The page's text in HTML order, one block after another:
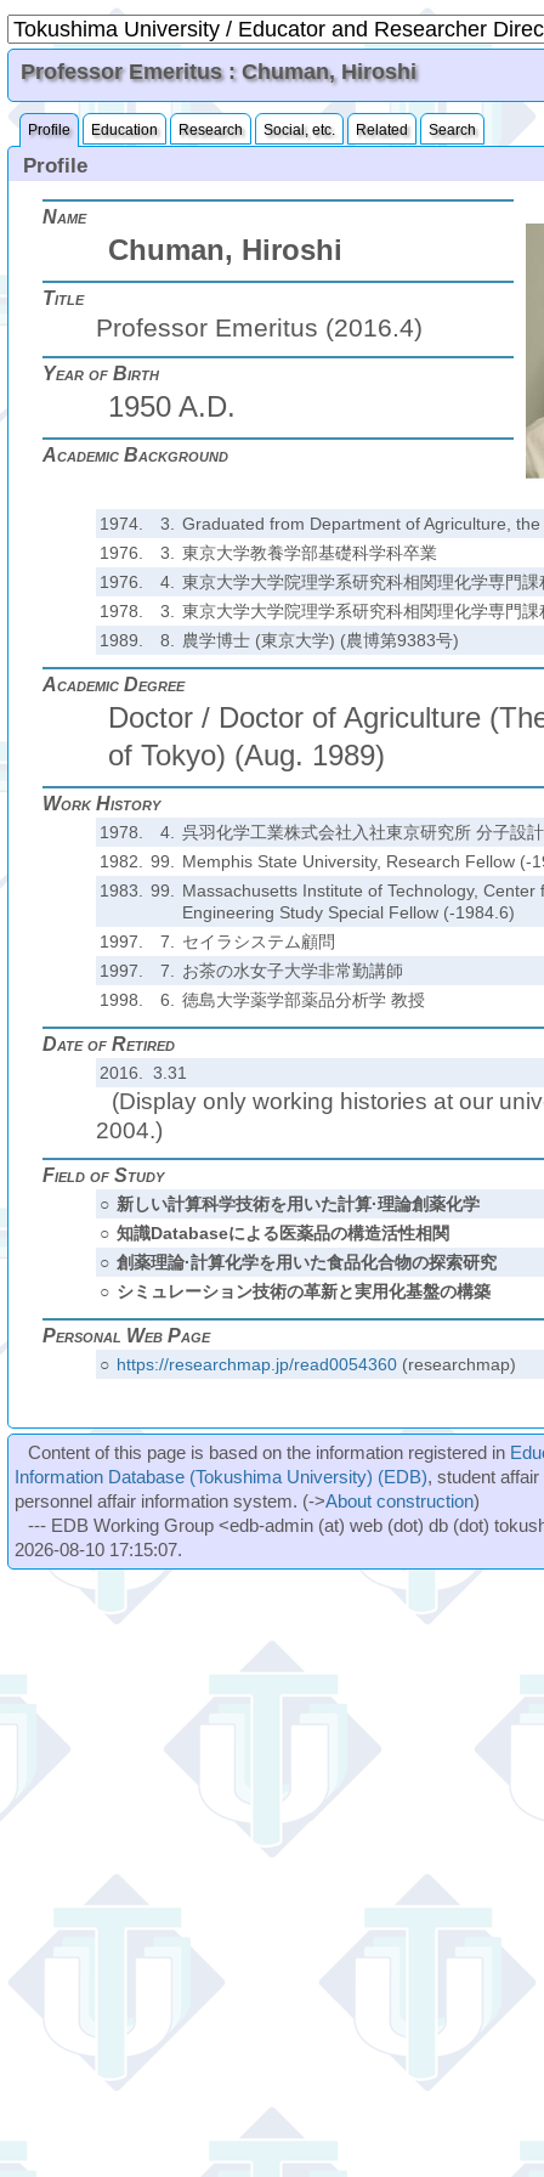
Professor Emeritus : Chuman, Hiroshi
Profile Education Research Social, etc. Related Search
Profile
Name
Chuman, Hiroshi
Title
Professor Emeritus (2016.4)
Year of Birth
1950 A.D.
Academic Background
1974. 3.
Graduated from Department of Agriculture,
1976.
3.
東京大学教養学部基礎科学科卒業
1976.
4.
東京大学大学院理学系研究科相関理化学専門課
1978.
3.
東京大学大学院理学系研究科相関理化学専門
1989.
8. 農学博士 (東京大学) (農博第9383号)
Academic Degree
Doctor / Doctor of Agriculture
of Tokyo) (Aug. 1989)
Work History
1978. 4.
呉羽化学工業株式会社入社東京研究所 分子設
1982.
99.
Memphis State University, Research Fellow (-
1983.
99.
Massachusetts Institute of Technology, Center
Engineering Study Special Fellow (-1984.6)
1997.
7.
セイラシステム顧問
1997.
7.
お茶の水女子大学非常勤講師
1998.
6. 徳島大学薬学部薬品分析学 教授
Date of Retired
2016. 3.31
(Display only working histories at our
2004.)
Field of Study
○ 新しい計算科学技術を用いた計算·理論創薬化学
○ 知識Databaseによる医薬品の構造活性相関
○ 創薬理論·計算化学を用いた食品化合物の探索研究
○ シミュレーション技術の革新と実用化基盤の構築
Personal Web Page
○ https://researchmap.jp/read0054360(researchmap)
Content of this page is based on the information registered in
Information Database (Tokushima University) (EDB), student
personnel affair information system. (->About construction)
--- EDB Working Group <edb-admin (at) web (dot) db (dot)
2026-08-10 17:15:07.